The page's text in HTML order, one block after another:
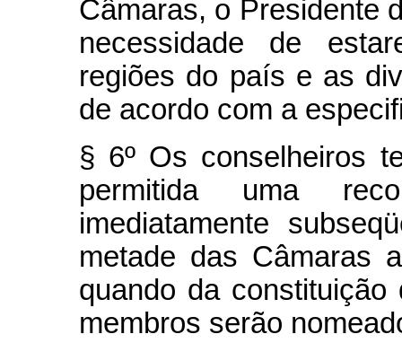
Câmaras, o Presidente
necessidade de
regiões do país e as
de acordo com a
§ 6º Os conselheiros
permitida uma
imediatamente
metade das Câmaras
quando da
membros serão